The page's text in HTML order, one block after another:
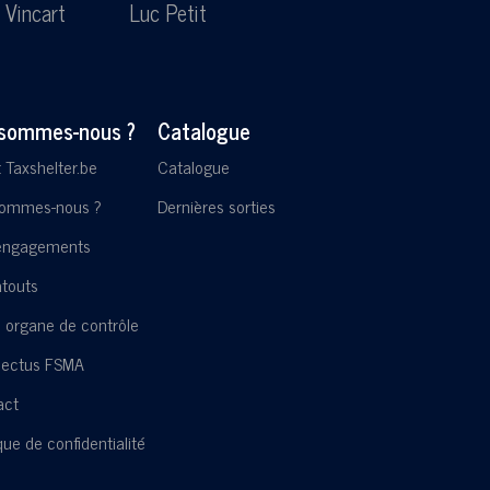
Luc Petit
nous ?
nous ?
de contrôle
FSMA
de confidentialité
Catalogue
Catalogue
Dernières sorties